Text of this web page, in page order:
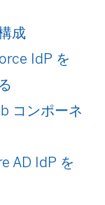
成
IdP を
コンポーネ
AD IdP を